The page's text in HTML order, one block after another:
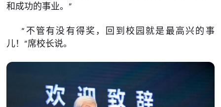
和成功的事业。”
“不管有没有得奖，回到校园就是最高兴的事
儿！”席校长说。